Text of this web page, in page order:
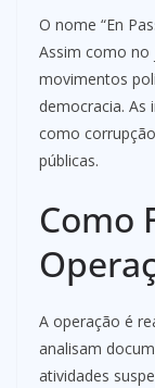
O nome “En
Assim como no
movimentos
democracia. As
como
públicas.
Como
A operação é
analisam
atividades